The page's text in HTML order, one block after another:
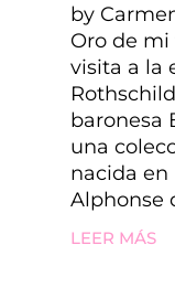
by
Oro de mi
visita a la
baronesa
una
nacida en
Alphonse
LEER MÁS